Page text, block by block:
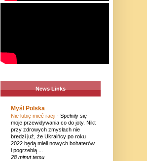
News Links
Myśl Polska
Nie lubię mieć racji - Spełniły się
moje przewidywania co do joty. Nikt
przy zdrowych zmysłach nie
bredzi już, że Ukraińcy po roku
2022 będą mieli nowych bohaterów
i pogrzebią ...
28 minut temu